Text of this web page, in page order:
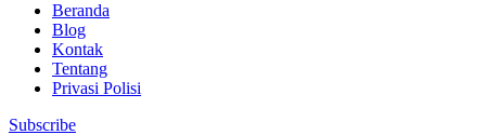
Beranda
Blog
Kontak
Tentang
Privasi Polisi
Subscribe